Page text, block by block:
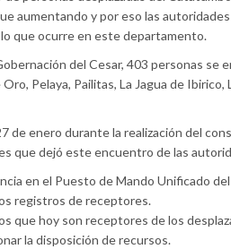
aumentando y por eso las
que ocurre en este departamento.
del Cesar, 403 personas se
Pelaya, Pailitas, La Jagua de Ibirico,
de enero durante la realización del
que dejó este encuentro de las
en el Puesto de Mando Unificado
registros de receptores.
que hoy son receptores de los
la disposición de recursos.